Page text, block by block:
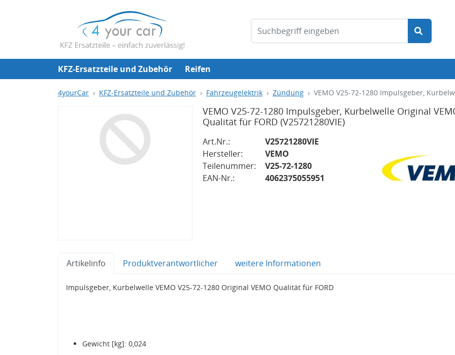
KFZ-Ersatzteile und Zubehör Reifen
4yourCar KFZ-Ersatzteile und Zubehör Fahrzeugelektrik Zündung VEMO V25-72-1280 Impulsgeber,
VEMO V25-72-1280 Impulsgeber, Kurbelwelle Original
Qualität für FORD (V25721280VIE)
Art.Nr.:
V25721280VIE
Hersteller:
VEMO
Teilenummer:
V25-72-1280
EAN-Nr.:
4062375055951
Artikelinfo Produktverantwortlicher weitere Informationen
Impulsgeber, Kurbelwelle VEMO V25-72-1280 Original VEMO Qualität für FORD
Gewicht [kg]: 0,024